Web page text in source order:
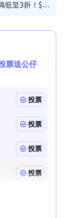
廚具優惠｜普樂氏/意美廚/Buffalo廚具低至3折！$89起買煎鍋／炒鑊／個人鍋 同場小家電激減至$99起